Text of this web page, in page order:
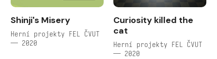
Shinji's Misery
Herní projekty FEL ČVUT
— 2020
Curiosity killed the
cat
Herní projekty FEL ČVUT
— 2020